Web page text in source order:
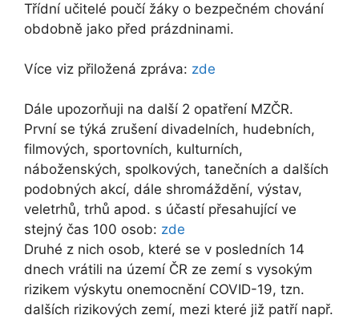
Třídní učitelé poučí žáky o bezpečném chování
obdobně jako před prázdninami.
Více viz přiložená zpráva: zde
Dále upozorňuji na další 2 opatření MZČR.
První se týká zrušení divadelních, hudebních,
filmových, sportovních, kulturních,
náboženských, spolkových, tanečních a dalších
podobných akcí, dále shromáždění, výstav,
veletrhů, trhů apod. s účastí přesahující ve
stejný čas 100 osob: zde
Druhé z nich osob, které se v posledních 14
dnech vrátili na území ČR ze zemí s vysokým
rizikem výskytu onemocnění COVID-19, tzn.
dalších rizikových zemí, mezi které již patří např.